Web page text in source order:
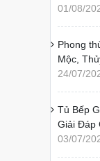
01/08/
Phong
Mộc,
24/07/
Tủ Bếp
Giải Đáp
03/07/